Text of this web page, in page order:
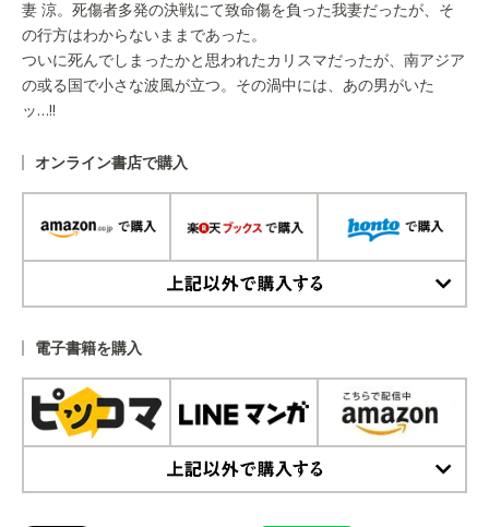
妻 涼。死傷者多発の決戦にて致命傷を負った我妻だったが、そ
の行方はわからないままであった。
ついに死んでしまったかと思われたカリスマだったが、南アジア
の或る国で小さな波風が立つ。その渦中には、あの男がいた
ッ…‼
オンライン書店で購入
電子書籍を購入